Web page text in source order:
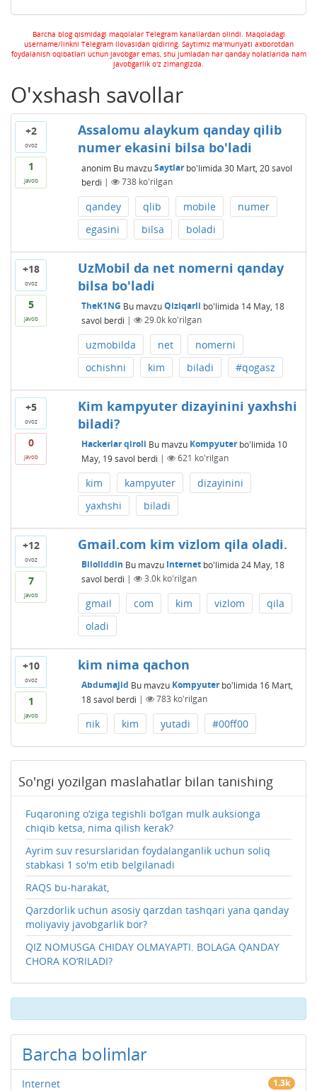
Barcha blog qismidagi maqolalar Telegram kanallardan olindi. Maqoladagi
username/linkni Telegram ilovasidan qidiring. Saytimiz ma'muriyati axborotdan
foydalanish oqibatlari uchun javobgar emas, shu jumladan har qanday holatlarida ham
javobgarlik o'z zimangizda.
O'xshash savollar
+2
ovoz
1
javob
Assalomu alaykum qanday qilib
numer ekasini bilsa bo'ladi
anonim Bu mavzuSaytlarbo'limida 30 Mart, 20 savol
berdi | 738ko'rilgan
qandey qlib mobile
numer
egasini
bilsa boladi
+18
ovoz
5
javob
UzMobil da net nomerni qanday
bilsa bo'ladi
TheK1NG Bu mavzuQiziqarli bo'limida 14 May, 18
savol berdi | 29.0kko'rilgan
uzmobilda net
nomerni
ochishni
kim biladi #qogasz
+5
ovoz
0
javob
Kim kampyuter dizayinini yaxhshi
biladi?
Hackerlar qiroli Bu mavzu Kompyuterbo'limida 10
May, 19 savol berdi | 621 ko'rilgan
kim kampyuter
dizayinini
yaxhshi
biladi
+12
ovoz
7
javob
Gmail.com kim vizlom qila oladi.
Biloliddin Bu mavzu Internetbo'limida 24 May, 18
savol berdi | 3.0kko'rilgan
gmail com kim vizlom
qila
oladi
+10
ovoz
1
javob
kim nima qachon
Abdumajid Bu mavzu Kompyuterbo'limida 16 Mart,
18 savol berdi | 783 ko'rilgan
nik kim yutadi #00ff00
So'ngi yozilgan maslahatlar bilan tanishing
Fuqaroning o‘ziga tegishli bo‘lgan mulk auksionga
chiqib ketsa, nima qilish kerak?
Ayrim suv resurslaridan foydalanganlik uchun soliq
stabkasi 1 so'm etib belgilanadi
RAQS bu-harakat,
Qarzdorlik uchun asosiy qarzdan tashqari yana qanday
moliyaviy javobgarlik bor?
QIZ NOMUSGA CHIDAY OLMAYAPTI. BOLAGA QANDAY
CHORA KO‘RILADI?
Barcha bolimlar
Internet 1.3k